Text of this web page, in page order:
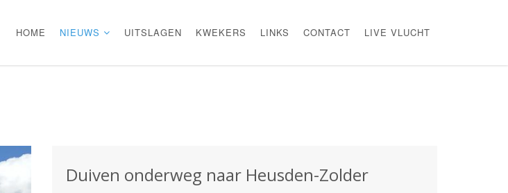
HOME NIEUWS UITSLAGEN KWEKERS LINKS CONTACT LIVE VLUCHT
Duiven onderweg naar Heusden-Zolder